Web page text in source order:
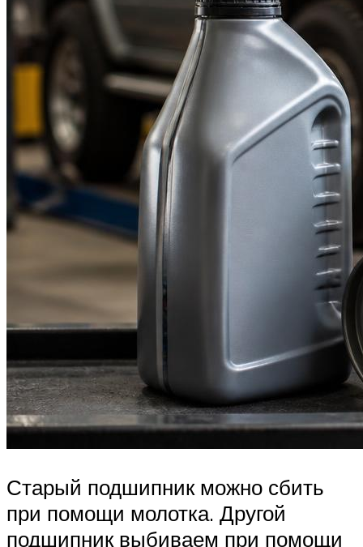
Старый подшипник можно сбить
при помощи молотка. Другой
подшипник выбиваем при помощи